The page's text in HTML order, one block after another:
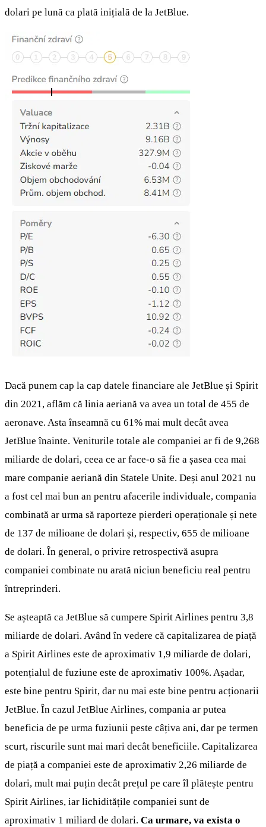
dolari pe lună ca plată inițială de la JetBlue.
Dacă punem cap la cap datele financiare ale JetBlue și Spirit
din 2021, aflăm că linia aeriană va avea un total de 455 de
aeronave. Asta înseamnă cu 61% mai mult decât avea
JetBlue înainte. Veniturile totale ale companiei ar fi de 9,268
miliarde de dolari, ceea ce ar face-o să fie a șasea cea mai
mare companie aeriană din Statele Unite. Deși anul 2021 nu
a fost cel mai bun an pentru afacerile individuale, compania
combinată ar urma să raporteze pierderi operaționale și nete
de 137 de milioane de dolari și, respectiv, 655 de milioane
de dolari. În general, o privire retrospectivă asupra
companiei combinate nu arată niciun beneficiu real pentru
întreprinderi.
Se așteaptă ca JetBlue să cumpere Spirit Airlines pentru 3,8
miliarde de dolari. Având în vedere că capitalizarea de piață
a Spirit Airlines este de aproximativ 1,9 miliarde de dolari,
potențialul de fuziune este de aproximativ 100%. Așadar,
este bine pentru Spirit, dar nu mai este bine pentru acționarii
JetBlue. În cazul JetBlue Airlines, compania ar putea
beneficia de pe urma fuziunii peste câțiva ani, dar pe termen
scurt, riscurile sunt mai mari decât beneficiile. Capitalizarea
de piață a companiei este de aproximativ 2,26 miliarde de
dolari, mult mai puțin decât prețul pe care îl plătește pentru
Spirit Airlines, iar lichiditățile companiei sunt de
aproximativ 1 miliard de dolari. Ca urmare, va exista o